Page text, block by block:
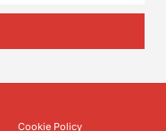
Cookie Policy